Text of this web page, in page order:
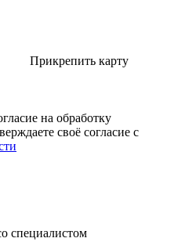
Прикрепить карту
на обработку
своё согласие с
специалистом